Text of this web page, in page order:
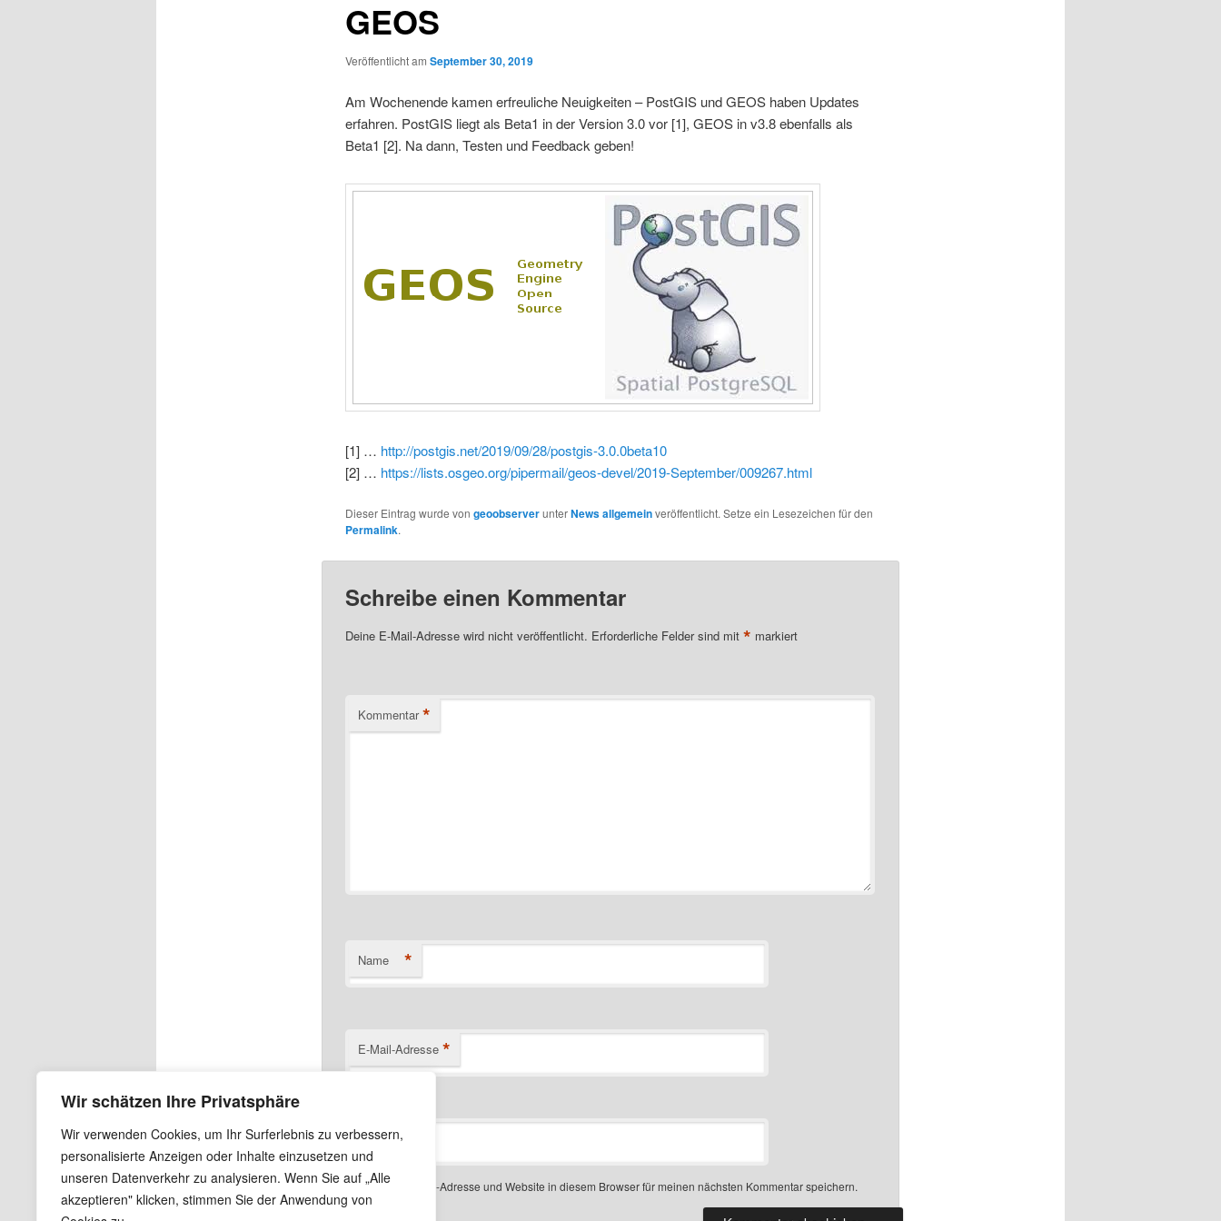
Wir schätzen Ihre Privatsphäre
Wir verwenden Cookies, um Ihr Surferlebnis zu verbessern,
personalisierte Anzeigen oder Inhalte einzusetzen und
unseren Datenverkehr zu analysieren. Wenn Sie auf „Alle
akzeptieren" klicken, stimmen Sie der Anwendung von
GEOS
Veröffentlicht am September 30, 2019
Am Wochenende kamen erfreuliche Neuigkeiten – PostGIS und GEOS haben Updates
erfahren. PostGIS liegt als Beta1 in der Version 3.0 vor [1], GEOS in v3.8 ebenfalls als
Beta1 [2]. Na dann, Testen und Feedback geben!
[1] … http://postgis.net/2019/09/28/postgis-3.0.0beta10
[2] … https://lists.osgeo.org/pipermail/geos-devel/2019-September/009267.html
Dieser Eintrag wurde von geoobserverunterNews allgemeinveröffentlicht. Setze ein Lesezeichen für den
Permalink.
Schreibe einen Kommentar
Deine E-Mail-Adresse wird nicht veröffentlicht. Erforderliche Felder sind mit * markiert
Kommentar *
Name *
E-Mail-Adresse *
Website
Name, E-Mail-Adresse und Website in diesem Browser für meinen nächsten Kommentar speichern.